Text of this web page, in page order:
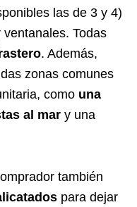
las de 3 y 4)
Todas
. Además,
zonas comunes
como una
al mar y una
también
para dejar